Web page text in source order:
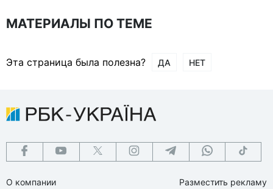
МАТЕРИАЛЫ ПО ТЕМЕ
Эта страница была полезна? ДА НЕТ
О компании
Разместить рекламу